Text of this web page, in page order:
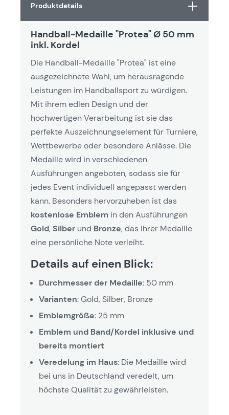
Produktdetails
Handball-Medaille "Protea" Ø 50 mm
inkl. Kordel
Die Handball-Medaille "Protea" ist eine
ausgezeichnete Wahl, um herausragende
Leistungen im Handballsport zu würdigen.
Mit ihrem edlen Design und der
hochwertigen Verarbeitung ist sie das
perfekte Auszeichnungselement für Turniere,
Wettbewerbe oder besondere Anlässe. Die
Medaille wird in verschiedenen
Ausführungen angeboten, sodass sie für
jedes Event individuell angepasst werden
kann. Besonders hervorzuheben ist das
kostenlose Emblem in den Ausführungen
Gold, Silber und Bronze, das Ihrer Medaille
eine persönliche Note verleiht.
Details auf einen Blick:
Durchmesser der Medaille: 50 mm
Varianten: Gold, Silber, Bronze
Emblemgröße: 25 mm
Emblem und Band/Kordel inklusive und
bereits montiert
Veredelung im Haus: Die Medaille wird
bei uns in Deutschland veredelt, um
höchste Qualität zu gewährleisten.